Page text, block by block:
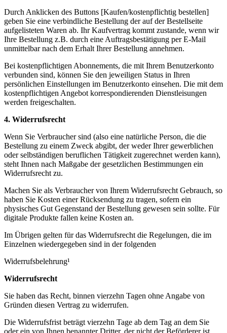
Durch Anklicken des Buttons [Kaufen/kostenpflichtig bestellen]
geben Sie eine verbindliche Bestellung der auf der Bestellseite
aufgelisteten Waren ab. Ihr Kaufvertrag kommt zustande, wenn wir
Ihre Bestellung z.B. durch eine Auftragsbestätigung per E-Mail
unmittelbar nach dem Erhalt Ihrer Bestellung annehmen.
Bei kostenpflichtigen Abonnements, die mit Ihrem Benutzerkonto
verbunden sind, können Sie den jeweiligen Status in Ihren
persönlichen Einstellungen im Benutzerkonto einsehen. Die mit dem
kostenpflichtigen Angebot korrespondierenden Dienstleisungen
werden freigeschalten.
4. Widerrufsrecht
Wenn Sie Verbraucher sind (also eine natürliche Person, die die
Bestellung zu einem Zweck abgibt, der weder Ihrer gewerblichen
oder selbständigen beruflichen Tätigkeit zugerechnet werden kann),
steht Ihnen nach Maßgabe der gesetzlichen Bestimmungen ein
Widerrufsrecht zu.
Machen Sie als Verbraucher von Ihrem Widerrufsrecht Gebrauch, so
haben Sie Kosten einer Rücksendung zu tragen, sofern ein
physisches Gut Gegenstand der Bestellung gewesen sein sollte. Für
digitale Produkte fallen keine Kosten an.
Im Übrigen gelten für das Widerrufsrecht die Regelungen, die im
Einzelnen wiedergegeben sind in der folgenden
Widerrufsbelehrung¹
Widerrufsrecht
Sie haben das Recht, binnen vierzehn Tagen ohne Angabe von
Gründen diesen Vertrag zu widerrufen.
Die Widerrufsfrist beträgt vierzehn Tage ab dem Tag an dem Sie